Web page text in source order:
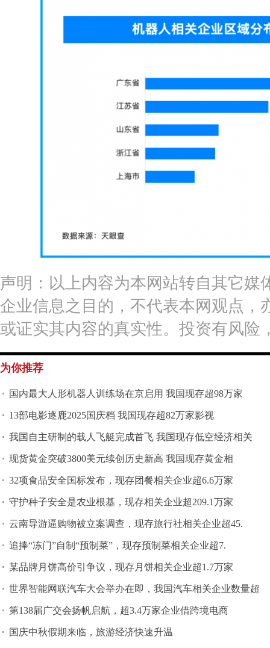
声明：以上内容为本网站转自其它媒
企业信息之目的，不代表本网观点，
或证实其内容的真实性。投资有风险
为你推荐
国内最大人形机器人训练场在京启用 我国现存超98万家
13部电影逐鹿2025国庆档 我国现存超82万家影视
我国自主研制的载人飞艇完成首飞 我国现存低空经济相关
现货黄金突破3800美元续创历史新高 我国现存黄金相
32项食品安全国标发布，现存团餐相关企业超6.6万家
守护种子安全是农业根基，现存相关企业超209.1万家
云南导游逼购物被立案调查，现存旅行社相关企业超45.
追捧“冻门”自制“预制菜”，现存预制菜相关企业超7.
某品牌月饼高价引争议，现存月饼相关企业超1.7万家
世界智能网联汽车大会举办在即，我国汽车相关企业数量超
第138届广交会扬帆启航，超3.4万家企业借跨境电商
国庆中秋假期来临，旅游经济快速升温